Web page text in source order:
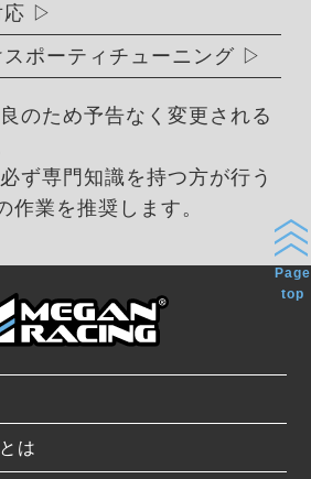
ポーティチューニング
のため予告なく変更される
ず専門知識を持つ方が行う
作業を推奨します。
は
Page
top